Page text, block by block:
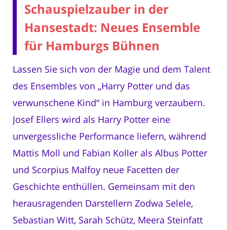
Schauspielzauber in der
Hansestadt: Neues Ensemble
für Hamburgs Bühnen
Lassen Sie sich von der Magie und dem Talent
des Ensembles von „Harry Potter und das
verwunschene Kind“ in Hamburg verzaubern.
Josef Ellers wird als Harry Potter eine
unvergessliche Performance liefern, während
Mattis Moll und Fabian Koller als Albus Potter
und Scorpius Malfoy neue Facetten der
Geschichte enthüllen. Gemeinsam mit den
herausragenden Darstellern Zodwa Selele,
Sebastian Witt, Sarah Schütz, Meera Steinfatt